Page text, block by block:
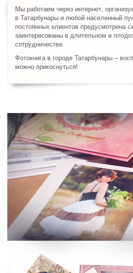
Мы работаем через интернет,
в Татарбунары и любой населенный
постоянных клиентов предусмотрена
заинтересованы в длительном и
сотрудничестве.
Фотокнига в городе Татарбунары –
можно прикоснуться!